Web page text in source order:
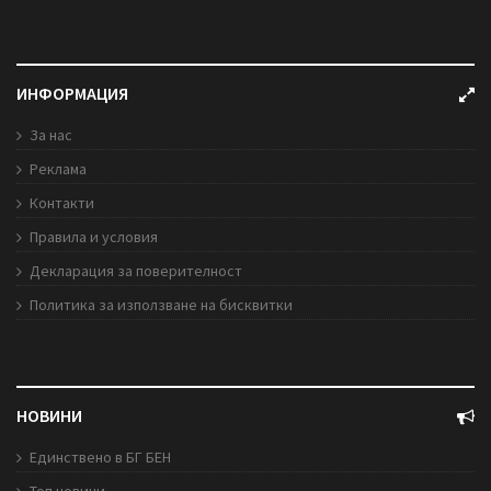
ИНФОРМАЦИЯ
За нас
Реклама
Контакти
Правила и условия
Декларация за поверителност
Политика за използване на бисквитки
НОВИНИ
Единствено в БГ БЕН